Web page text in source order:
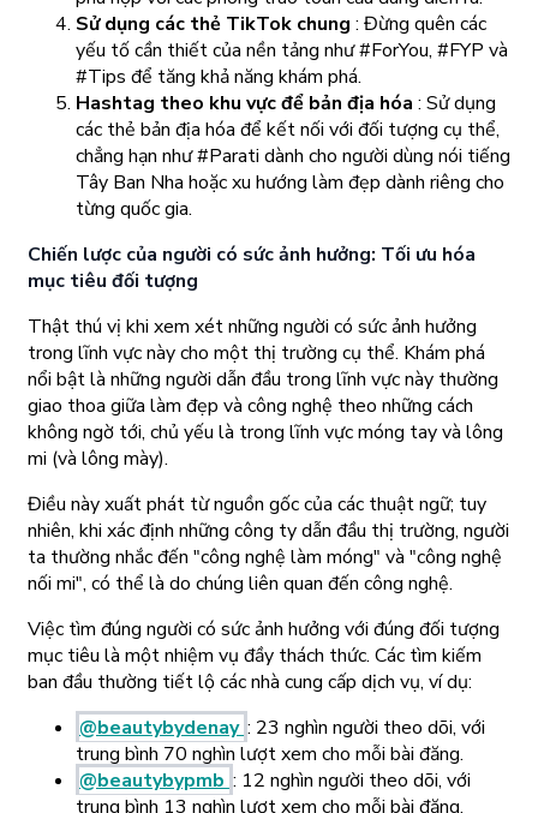
Sử dụng các thẻ TikTok chung : Đừng quên các
yếu tố cần thiết của nền tảng như #ForYou, #FYP và
#Tips để tăng khả năng khám phá.
Hashtag theo khu vực để bản địa hóa : Sử dụng
các thẻ bản địa hóa để kết nối với đối tượng cụ thể,
chẳng hạn như #Parati dành cho người dùng nói tiếng
Tây Ban Nha hoặc xu hướng làm đẹp dành riêng cho
từng quốc gia.
Chiến lược của người có sức ảnh hưởng: Tối ưu hóa
mục tiêu đối tượng
Thật thú vị khi xem xét những người có sức ảnh hưởng
trong lĩnh vực này cho một thị trường cụ thể. Khám phá
nổi bật là những người dẫn đầu trong lĩnh vực này thường
giao thoa giữa làm đẹp và công nghệ theo những cách
không ngờ tới, chủ yếu là trong lĩnh vực móng tay và lông
mi (và lông mày).
Điều này xuất phát từ nguồn gốc của các thuật ngữ; tuy
nhiên, khi xác định những công ty dẫn đầu thị trường, người
ta thường nhắc đến "công nghệ làm móng" và "công nghệ
nối mi", có thể là do chúng liên quan đến công nghệ.
Việc tìm đúng người có sức ảnh hưởng với đúng đối tượng
mục tiêu là một nhiệm vụ đầy thách thức. Các tìm kiếm
ban đầu thường tiết lộ các nhà cung cấp dịch vụ, ví dụ:
@beautybydenay : 23 nghìn người theo dõi, với
trung bình 70 nghìn lượt xem cho mỗi bài đăng.
@beautybypmb : 12 nghìn người theo dõi, với
trung bình 13 nghìn lượt xem cho mỗi bài đăng.